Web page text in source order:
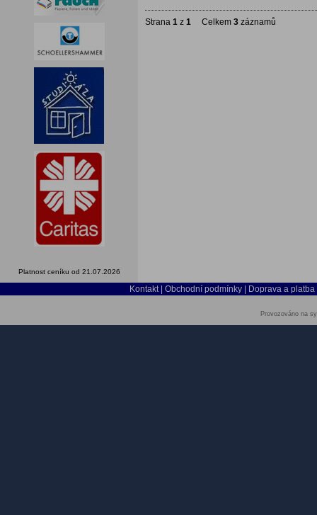
Platnost ceníku od 21.07.2026
Strana 1 z 1 Celkem 3 záznamů
Kontakt Obchodní podmínky Doprava a platba
Provozováno na